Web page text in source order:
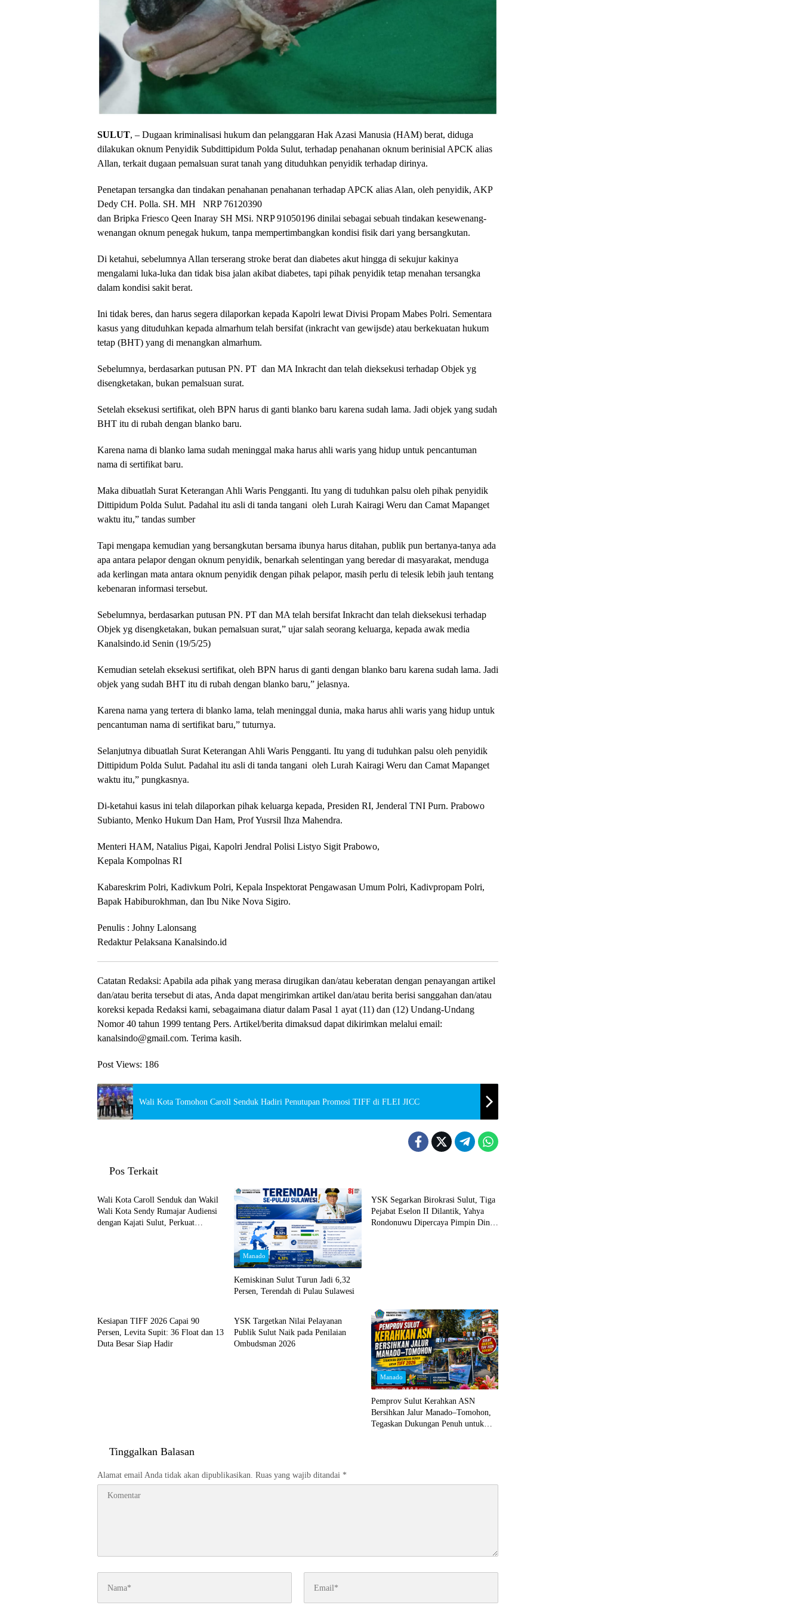
SULUT, – Dugaan kriminalisasi hukum dan pelanggaran Hak Azasi Manusia (HAM) berat, diduga
dilakukan oknum Penyidik Subdittipidum Polda Sulut, terhadap penahanan oknum berinisial APCK alias
Allan, terkait dugaan pemalsuan surat tanah yang dituduhkan penyidik terhadap dirinya.
Penetapan tersangka dan tindakan penahanan penahanan terhadap APCK alias Alan, oleh penyidik, AKP
Dedy CH. Polla. SH. MH NRP 76120390
dan Bripka Friesco Qeen Inaray SH MSi. NRP 91050196 dinilai sebagai sebuah tindakan kesewenang-
wenangan oknum penegak hukum, tanpa mempertimbangkan kondisi fisik dari yang bersangkutan.
Di ketahui, sebelumnya Allan terserang stroke berat dan diabetes akut hingga di sekujur kakinya
mengalami luka-luka dan tidak bisa jalan akibat diabetes, tapi pihak penyidik tetap menahan tersangka
dalam kondisi sakit berat.
Ini tidak beres, dan harus segera dilaporkan kepada Kapolri lewat Divisi Propam Mabes Polri. Sementara
kasus yang dituduhkan kepada almarhum telah bersifat (inkracht van gewijsde) atau berkekuatan hukum
tetap (BHT) yang di menangkan almarhum.
Sebelumnya, berdasarkan putusan PN. PT dan MA Inkracht dan telah dieksekusi terhadap Objek yg
disengketakan, bukan pemalsuan surat.
Setelah eksekusi sertifikat, oleh BPN harus di ganti blanko baru karena sudah lama. Jadi objek yang sudah
BHT itu di rubah dengan blanko baru.
Karena nama di blanko lama sudah meninggal maka harus ahli waris yang hidup untuk pencantuman
nama di sertifikat baru.
Maka dibuatlah Surat Keterangan Ahli Waris Pengganti. Itu yang di tuduhkan palsu oleh pihak penyidik
Dittipidum Polda Sulut. Padahal itu asli di tanda tangani oleh Lurah Kairagi Weru dan Camat Mapanget
waktu itu,” tandas sumber
Tapi mengapa kemudian yang bersangkutan bersama ibunya harus ditahan, publik pun bertanya-tanya ada
apa antara pelapor dengan oknum penyidik, benarkah selentingan yang beredar di masyarakat, menduga
ada kerlingan mata antara oknum penyidik dengan pihak pelapor, masih perlu di telesik lebih jauh tentang
kebenaran informasi tersebut.
Sebelumnya, berdasarkan putusan PN. PT dan MA telah bersifat Inkracht dan telah dieksekusi terhadap
Objek yg disengketakan, bukan pemalsuan surat,” ujar salah seorang keluarga, kepada awak media
Kanalsindo.id Senin (19/5/25)
Kemudian setelah eksekusi sertifikat, oleh BPN harus di ganti dengan blanko baru karena sudah lama. Jadi
objek yang sudah BHT itu di rubah dengan blanko baru,” jelasnya.
Karena nama yang tertera di blanko lama, telah meninggal dunia, maka harus ahli waris yang hidup untuk
pencantuman nama di sertifikat baru,” tuturnya.
Selanjutnya dibuatlah Surat Keterangan Ahli Waris Pengganti. Itu yang di tuduhkan palsu oleh penyidik
Dittipidum Polda Sulut. Padahal itu asli di tanda tangani oleh Lurah Kairagi Weru dan Camat Mapanget
waktu itu,” pungkasnya.
Di-ketahui kasus ini telah dilaporkan pihak keluarga kepada, Presiden RI, Jenderal TNI Purn. Prabowo
Subianto, Menko Hukum Dan Ham, Prof Yusrsil Ihza Mahendra.
Menteri HAM, Natalius Pigai, Kapolri Jendral Polisi Listyo Sigit Prabowo,
Kepala Kompolnas RI
Kabareskrim Polri, Kadivkum Polri, Kepala Inspektorat Pengawasan Umum Polri, Kadivpropam Polri,
Bapak Habiburokhman, dan Ibu Nike Nova Sigiro.
Penulis : Johny Lalonsang
Redaktur Pelaksana Kanalsindo.id
Catatan Redaksi: Apabila ada pihak yang merasa dirugikan dan/atau keberatan dengan penayangan artikel
dan/atau berita tersebut di atas, Anda dapat mengirimkan artikel dan/atau berita berisi sanggahan dan/atau
koreksi kepada Redaksi kami, sebagaimana diatur dalam Pasal 1 ayat (11) dan (12) Undang-Undang
Nomor 40 tahun 1999 tentang Pers. Artikel/berita dimaksud dapat dikirimkan melalui email:
kanalsindo@gmail.com. Terima kasih.
Post Views: 186
Wali Kota Tomohon Caroll Senduk Hadiri Penutupan Promosi TIFF di FLEI JICC
Pos Terkait
Sulut
Wali Kota Caroll Senduk dan Wakil
Wali Kota Sendy Rumajar Audiensi
dengan Kajati Sulut, Perkuat
Manado
Kemiskinan Sulut Turun Jadi 6,32
Persen, Terendah di Pulau Sulawesi
YSK Segarkan Birokrasi Sulut, Tiga
Pejabat Eselon II Dilantik, Yahya
Rondonuwu Dipercaya Pimpin Dinas
Kesiapan TIFF 2026 Capai 90
Persen, Levita Supit: 36 Float dan 13
Duta Besar Siap Hadir
Manado
YSK Targetkan Nilai Pelayanan
Publik Sulut Naik pada Penilaian
Ombudsman 2026
Manado
Pemprov Sulut Kerahkan ASN
Bersihkan Jalur Manado–Tomohon,
Tegaskan Dukungan Penuh untuk
Tinggalkan Balasan
Alamat email Anda tidak akan dipublikasikan. Ruas yang wajib ditandai *